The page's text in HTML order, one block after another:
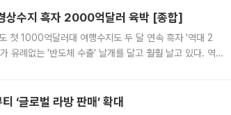
상수지 흑자 2000억달러 육박 [종합]
첫 1000억달러대 여행수지도 두 달 연속 흑자 '역대 2
유례없는 '반도체 수출' 날개를 달고 훨훨 날고 있다. 역대
‘글로벌 라방 판매’ 확대